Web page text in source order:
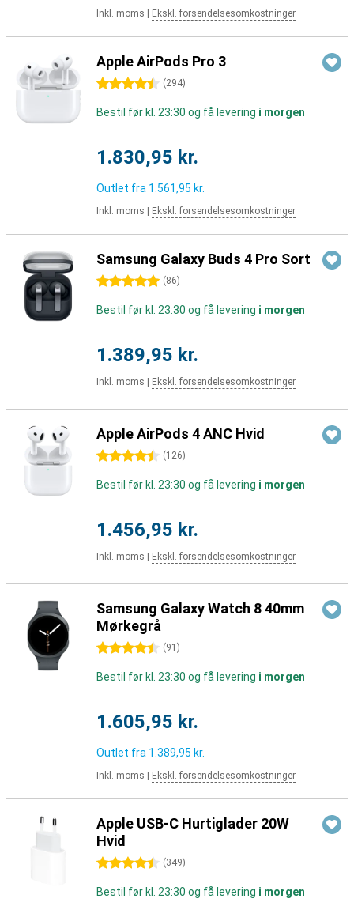
Inkl. moms Ekskl. forsendelsesomkostninger
Apple AirPods Pro 3
4.5 stjerner (294)
Bestil før kl. 23:30 og få levering i morgen
1.830,95 kr.
Outlet fra 1.561,95 kr.
Inkl. moms Ekskl. forsendelsesomkostninger
Samsung Galaxy Buds 4 Pro Sort
5 stjerner (86)
Bestil før kl. 23:30 og få levering i morgen
1.389,95 kr.
Inkl. moms Ekskl. forsendelsesomkostninger
Apple AirPods 4 ANC Hvid
4.5 stjerner (126)
Bestil før kl. 23:30 og få levering i morgen
1.456,95 kr.
Inkl. moms Ekskl. forsendelsesomkostninger
Samsung Galaxy Watch 8 40mm
Mørkegrå
4.5 stjerner (91 )
Bestil før kl. 23:30 og få levering i morgen
1.605,95 kr.
Outlet fra 1.389,95 kr.
Inkl. moms Ekskl. forsendelsesomkostninger
Apple USB-C Hurtiglader 20W
Hvid
4.5 stjerner (349)
Bestil før kl. 23:30 og få levering i morgen